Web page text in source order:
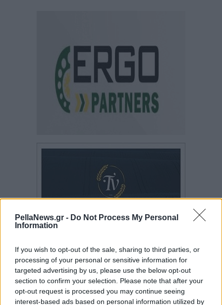
PellaNews.gr - Do Not Process My Personal
Information
If you wish to opt-out of the sale, sharing to third parties, or
processing of your personal or sensitive information for
targeted advertising by us, please use the below opt-out
section to confirm your selection. Please note that after your
opt-out request is processed you may continue seeing
interest-based ads based on personal information utilized by